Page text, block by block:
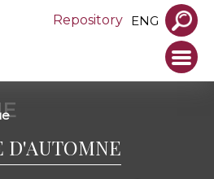
Repository ENG
D'AUTOMNE